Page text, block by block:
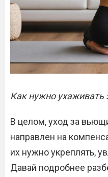
Как нужно
В целом, уход за
направлен на
их нужно укреплять,
Давай подробнее